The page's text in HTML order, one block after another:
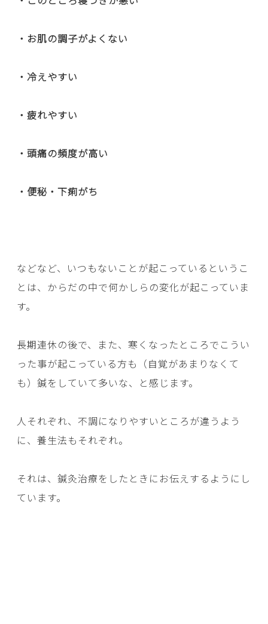
・お肌の調子がよくない
・冷えやすい
・疲れやすい
・頭痛の頻度が高い
・便秘・下痢がち
などなど、いつもないことが起こっているというこ
とは、からだの中で何かしらの変化が起こっていま
す。
長期連休の後で、また、寒くなったところでこうい
った事が起こっている方も（自覚があまりなくて
も）鍼をしていて多いな、と感じます。
人それぞれ、不調になりやすいところが違うよう
に、養生法もそれぞれ。
それは、鍼灸治療をしたときにお伝えするようにし
ています。